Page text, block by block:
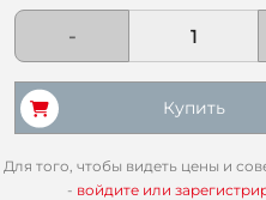
-
Купить
Для того, чтобы видеть цены и
- войдите или